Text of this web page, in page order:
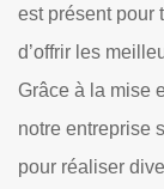
est présent pour
d’offrir les
Grâce à la mise
notre entreprise
pour réaliser